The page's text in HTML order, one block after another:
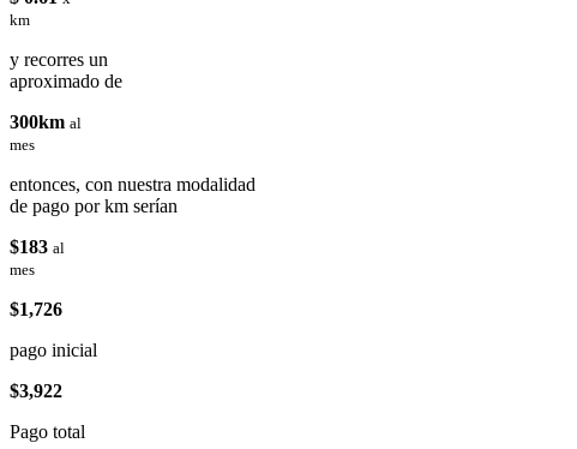
km
y recorres un
aproximado de
300km al
mes
entonces, con nuestra modalidad
de pago por km serían
$183 al
mes
$1,726
pago inicial
$3,922
Pago total